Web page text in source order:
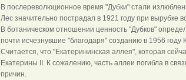
В послереволюционное время "Дубки" стали
Лес значительно пострадал в 1921 году при вырубке
В ботаническом отношении ценность "Дубков"
почти исчезнувшие "благодаря" созданию в 1956
Считается, что "Екатерининская аллея", которая
Екатерины II. К сожалению, часть аллеи погибла в
причин.